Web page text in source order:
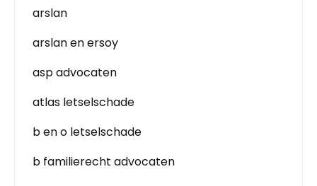
arslan
arslan en ersoy
asp advocaten
atlas letselschade
b en o letselschade
b familierecht advocaten